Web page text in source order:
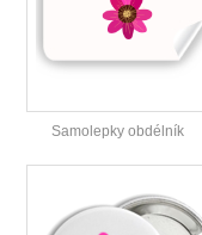
Samolepky obdélník